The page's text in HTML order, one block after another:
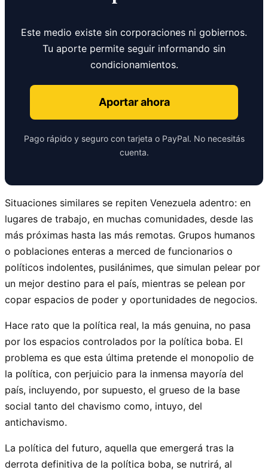
Este medio existe sin corporaciones ni gobiernos.
Tu aporte permite seguir informando sin
condicionamientos.
Aportar ahora
Pago rápido y seguro con tarjeta o PayPal. No necesitás
cuenta.
Situaciones similares se repiten Venezuela adentro: en
lugares de trabajo, en muchas comunidades, desde las
más próximas hasta las más remotas. Grupos humanos
o poblaciones enteras a merced de funcionarios o
políticos indolentes, pusilánimes, que simulan pelear por
un mejor destino para el país, mientras se pelean por
copar espacios de poder y oportunidades de negocios.
Hace rato que la política real, la más genuina, no pasa
por los espacios controlados por la política boba. El
problema es que esta última pretende el monopolio de
la política, con perjuicio para la inmensa mayoría del
país, incluyendo, por supuesto, el grueso de la base
social tanto del chavismo como, intuyo, del
antichavismo.
La política del futuro, aquella que emergerá tras la
derrota definitiva de la política boba, se nutrirá, al